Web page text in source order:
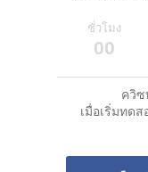
ชั่วโมง
00
ควิซ
เมื่อเริ่มทด